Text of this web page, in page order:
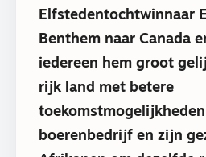
Elfstedentochtwinnaar
Benthem naar Canada
iedereen hem groot
rijk land met betere
boerenbedrijf en zijn